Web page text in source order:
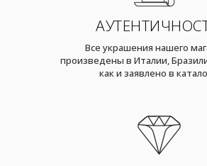
Все украшения нашего
произведены в Италии,
как и заявлено в